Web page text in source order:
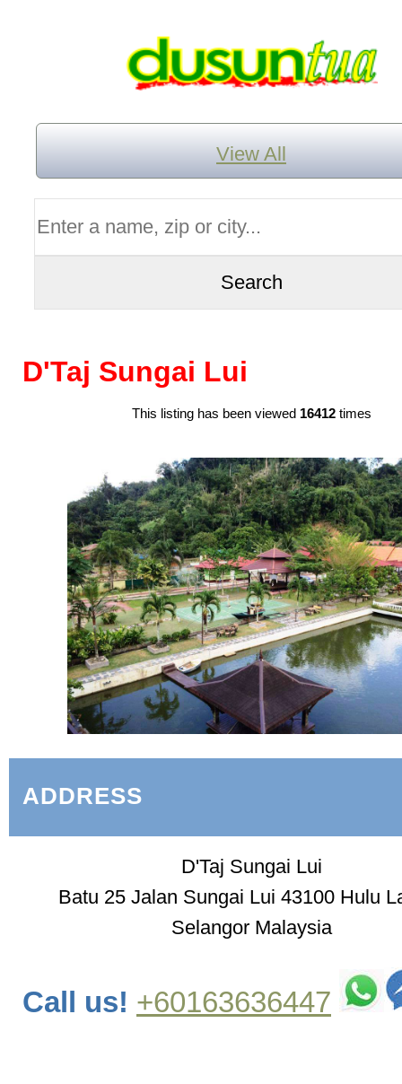
View All
D'Taj Sungai Lui
This listing has been viewed 16412times
ADDRESS
D'Taj Sungai Lui
Batu 25 Jalan Sungai Lui 43100 Hulu
Selangor Malaysia
Call us! +60163636447